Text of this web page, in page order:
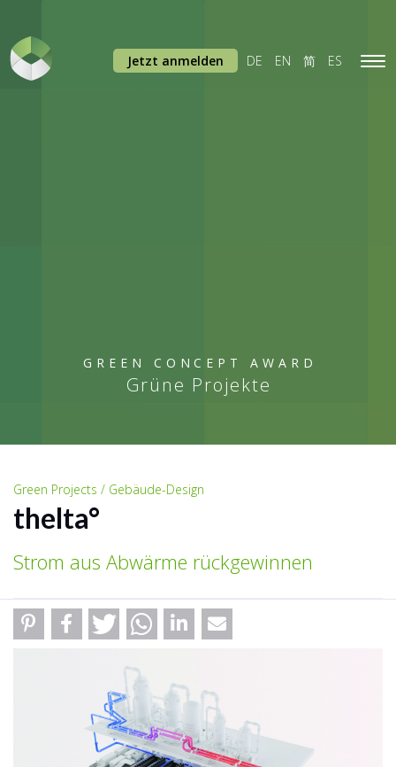
GREEN CONCEPT AWARD
Grüne Projekte
Jetzt anmelden DE EN 简 ES
Green Projects / Gebäude-Design
thelta°
Strom aus Abwärme rückgewinnen